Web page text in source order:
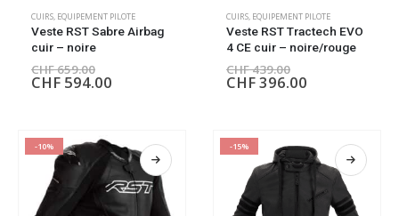
CUIRS, EQUIPEMENT PILOTE
Veste RST Sabre Airbag
cuir – noire
CHF659.00
CHF 594.00
CUIRS, EQUIPEMENT PILOTE
Veste RST Tractech EVO
4 CE cuir – noire/rouge
CHF439.00
CHF396.00
-10% -15%